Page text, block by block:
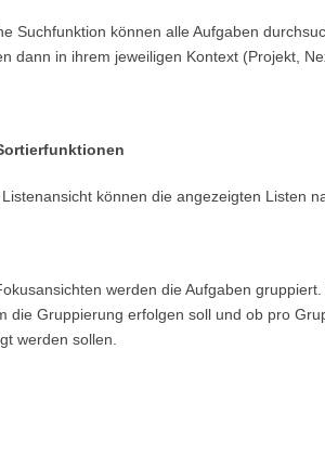
Suchfunktion können alle Aufgaben
dann in ihrem jeweiligen Kontext (Projekt,
können die angezeigten Listen
werden die Aufgaben
die Gruppierung erfolgen soll und ob pro
werden sollen.